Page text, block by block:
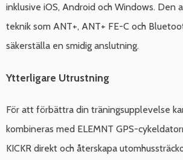
inklusive iOS, Android och Windows. Den
teknik som ANT+, ANT+ FE-C och
säkerställa en smidig anslutning.
Ytterligare Utrustning
För att förbättra din träningsupplevelse
kombineras med ELEMNT GPS-
KICKR direkt och återskapa